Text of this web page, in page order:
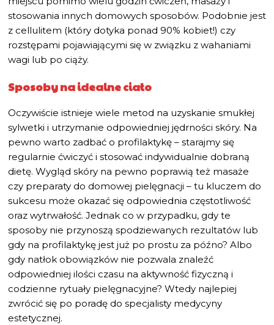
stosowania innych domowych sposobów. Podobnie jest
z cellulitem (który dotyka ponad 90% kobiet!) czy
rozstępami pojawiającymi się w związku z wahaniami
wagi lub po ciąży.
Sposoby na idealne ciało
Oczywiście istnieje wiele metod na uzyskanie smukłej
sylwetki i utrzymanie odpowiedniej jędrności skóry. Na
pewno warto zadbać o profilaktykę – starajmy się
regularnie ćwiczyć i stosować indywidualnie dobraną
dietę. Wygląd skóry na pewno poprawią też masaże
czy preparaty do domowej pielęgnacji – tu kluczem do
sukcesu może okazać się odpowiednia częstotliwość
oraz wytrwałość. Jednak co w przypadku, gdy te
sposoby nie przynoszą spodziewanych rezultatów lub
gdy na profilaktykę jest już po prostu za późno? Albo
gdy natłok obowiązków nie pozwala znaleźć
odpowiedniej ilości czasu na aktywność fizyczną i
codzienne rytuały pielęgnacyjne? Wtedy najlepiej
zwrócić się po poradę do specjalisty medycyny
estetycznej.